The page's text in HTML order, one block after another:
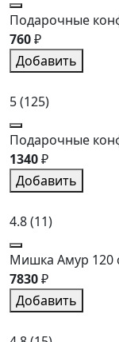
Подарочные
760₽
Добавить
5(125)
Подарочные
1340₽
Добавить
4.8(11)
Мишка Амур 120
7830₽
Добавить